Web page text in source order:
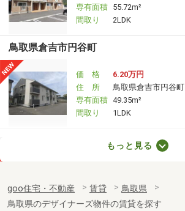
専有面積 55.72m²
間取り
2LDK
鳥取県倉吉市円谷町
価 格
6.20万円
住 所
鳥取県倉吉市円谷町
専有面積 49.35m²
間取り
1LDK
専有面積
30.42m²
間取り
1K
もっと見る
goo住宅・不動産 賃貸
鳥取県
鳥取県のデザイナーズ物件の賃貸を探す